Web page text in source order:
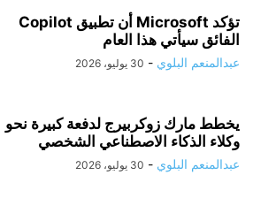
تؤكد Microsoft أن تطبيق Copilot
الفائق سيأتي هذا العام
عبدالمنعم البلوي - 30 يوليو، 2026
يخطط مارك زوكربيرج لدفعة كبيرة نحو
وكلاء الذكاء الاصطناعي الشخصي
عبدالمنعم البلوي - 30 يوليو، 2026